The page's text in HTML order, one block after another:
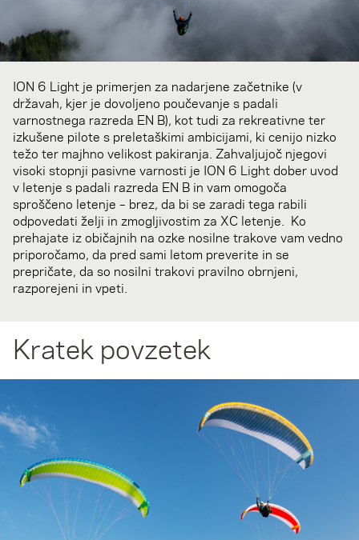
ION 6 Light je primerjen za nadarjene začetnike (v
državah, kjer je dovoljeno poučevanje s padali
varnostnega razreda EN B), kot tudi za rekreativne ter
izkušene pilote s preletaškimi ambicijami, ki cenijo nizko
težo ter majhno velikost pakiranja. Zahvaljujoč njegovi
visoki stopnji pasivne varnosti je ION 6 Light dober uvod
v letenje s padali razreda EN B in vam omogoča
sproščeno letenje – brez, da bi se zaradi tega rabili
odpovedati želji in zmogljivostim za XC letenje. Ko
prehajate iz običajnih na ozke nosilne trakove vam vedno
priporočamo, da pred sami letom preverite in se
prepričate, da so nosilni trakovi pravilno obrnjeni,
razporejeni in vpeti.
Kratek povzetek